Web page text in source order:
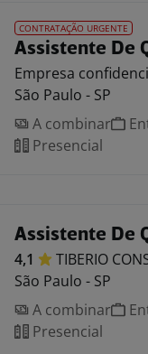
CONTRATAÇÃO URGENTE
Assistente De
Empresa
São Paulo - SP
A combinar
Presencial
Assistente De
4,1 TIBERIO
São Paulo - SP
A combinar
Presencial